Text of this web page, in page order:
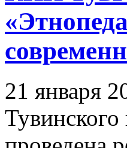
21 января
Тувинского